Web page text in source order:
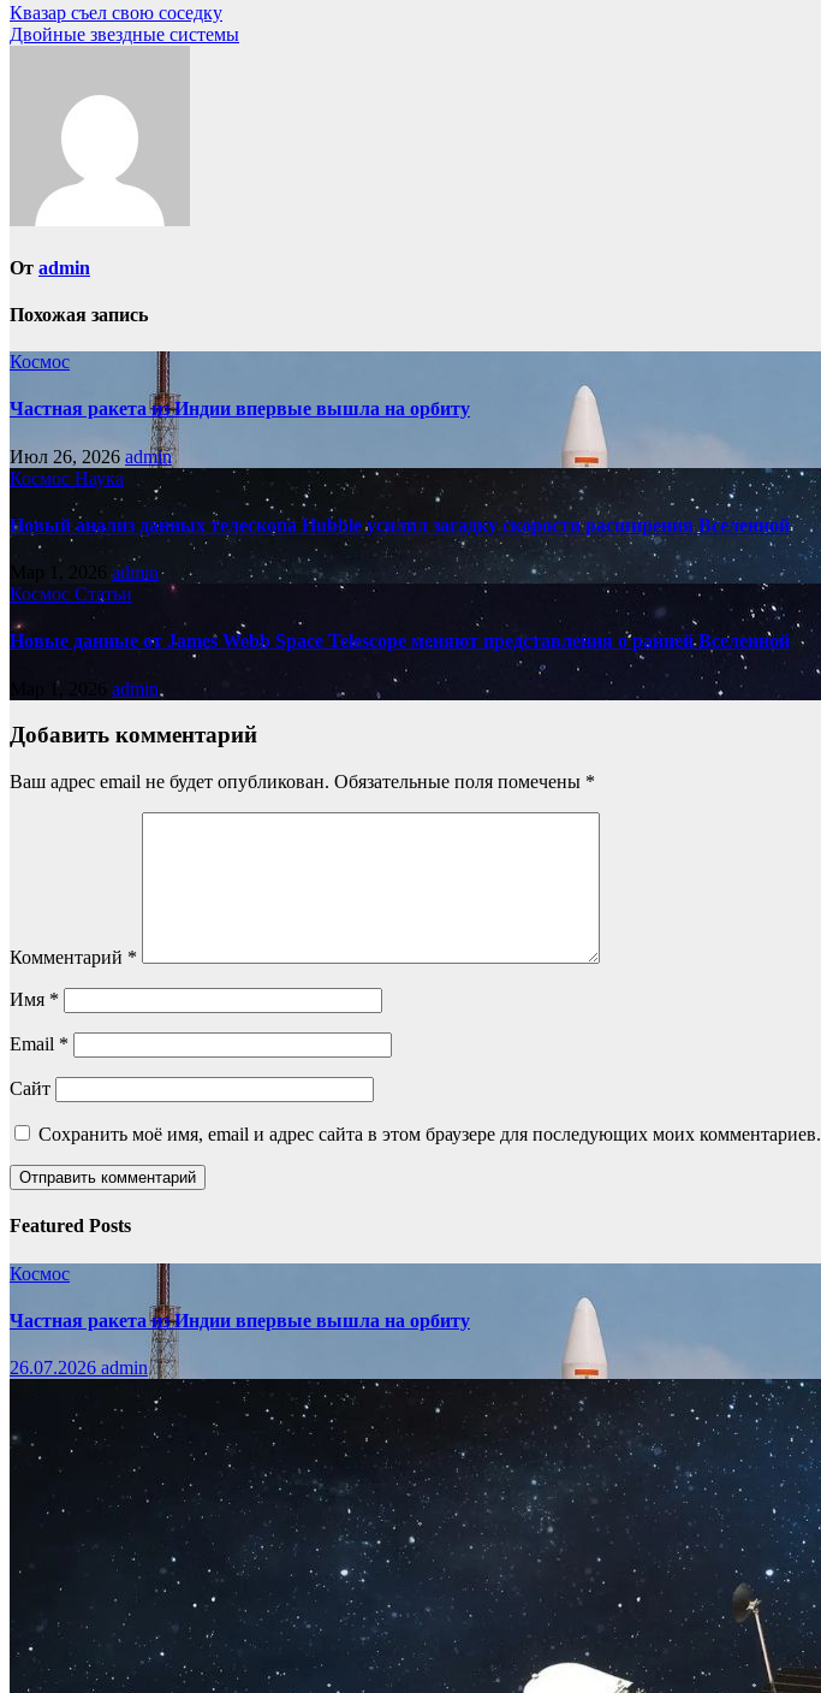
Навигация
по
Квазар съел свою соседку
Двойные звездные системы
От admin
Похожая запись
Космос
Частная ракета из Индии впервые вышла на орбиту
Июл 26, 2026 admin
Космос Наука
Новый анализ данных телескопа Hubble усилил загадку скорости расширения Вселенной
Мар 1, 2026 admin
Космос Статьи
Новые данные от James Webb Space Telescope меняют представления о ранней Вселенной
Мар 1, 2026 admin
Добавить комментарий
Ваш адрес email не будет опубликован. Обязательные поля помечены *
Комментарий *
Имя *
Email *
Сайт
Сохранить моё имя, email и адрес сайта в этом браузере для последующих моих комментариев.
Featured Posts
Космос
Частная ракета из Индии впервые вышла на орбиту
26.07.2026 admin